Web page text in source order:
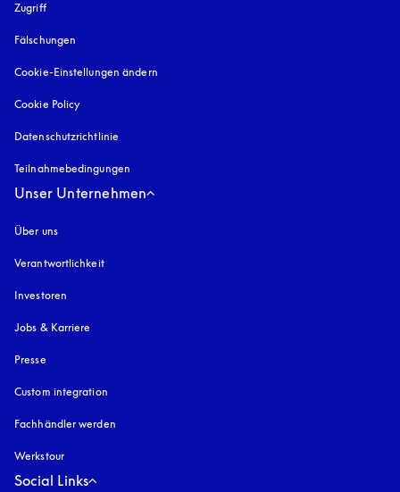
Zugrifföffnet sich in einem neuen Tab
Fälschungen
Cookie-Einstellungen ändern
Cookie Policy
Datenschutzrichtlinie
Teilnahmebedingungen
Unser Unternehmen
Über uns
Verantwortlichkeit
Investoren
Jobs & Karriere
Presse
Custom integration
Fachhändler werden
Werkstour
Social Links